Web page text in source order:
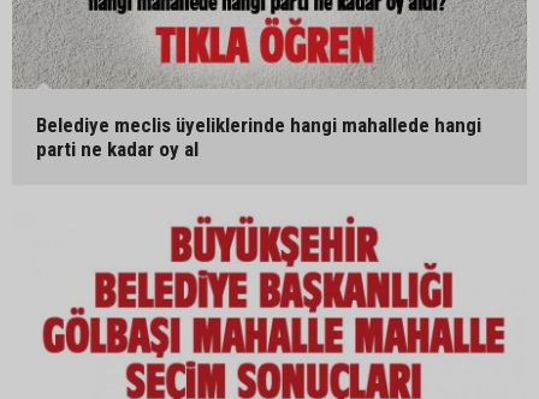
Belediye meclis üyeliklerinde hangi mahallede hangi
parti ne kadar oy al